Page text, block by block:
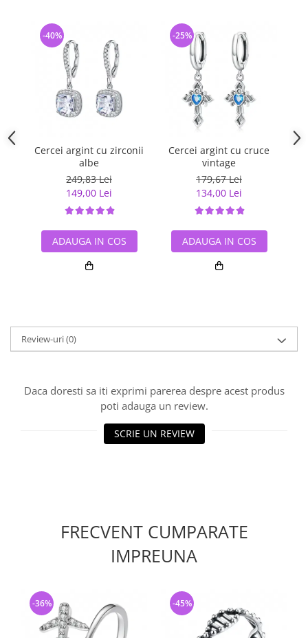
Cercei argint cu zirconii
albe
249,83 Lei
149,00 Lei
-40%
ADAUGA IN COS
Cercei argint cu cruce
vintage
179,67 Lei
134,00 Lei
-25%
ADAUGA IN COS
Review-uri(0)
Daca doresti sa iti exprimi parerea despre acest produs
poti adauga un review.
SCRIE UN REVIEW
FRECVENT CUMPARATE
IMPREUNA
-36% -45%